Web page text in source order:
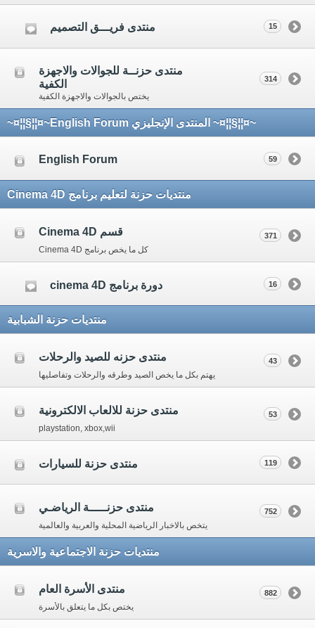
منتدى فريـــق التصميم 15
منتدى حزنــة للجوالات والاجهزة
الكفية
يختص بالجوالات والاجهزة الكفية
314
~¤¦¦§¦¦¤~ المنتدى الإنجليزي English Forum~¤¦¦§¦¦¤~
English Forum 59
منتديات حزنة لتعليم برنامج Cinema 4D
قسم Cinema 4D
كل ما يخص برنامج Cinema 4D
371
دورة برنامج cinema 4D 16
منتديات حزنة الشبابية
منتدى حزنه للصيد والرحلات
يهتم بكل ما يخص الصيد وطرقه والرحلات وتفاصليها
43
منتدى حزنة للالعاب الالكترونية
playstation, xbox,wii
53
منتدى حزنة للسيارات 119
منتدى حزنـــــة الرياضـي
يتخص بالاخبار الرياضية المحلية والعربية والعالمية
752
منتديات حزنة الاجتماعية والاسرية
منتدى الأسرة العام
يختص بكل ما يتعلق بالأسرة
882